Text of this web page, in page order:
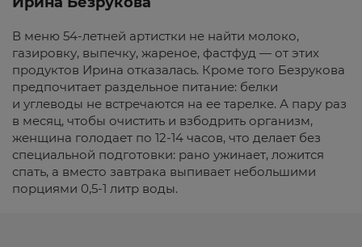
В меню 54-летней артистки не найти молоко,
газировку, выпечку, жареное, фастфуд — от этих
продуктов Ирина отказалась. Кроме того Безрукова
предпочитает раздельное питание: белки
и углеводы не встречаются на ее тарелке. А пару раз
в месяц, чтобы очистить и взбодрить организм,
женщина голодает по 12-14 часов, что делает без
специальной подготовки: рано ужинает, ложится
спать, а вместо завтрака выпивает небольшими
порциями 0,5-1 литр воды.